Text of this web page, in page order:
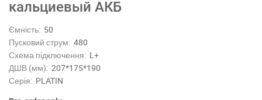
кальциевый АКБ
Ємність: 50
Пусковий струм: 480
Схема підключення: L+
ДШВ (мм): 207*175*190
Серія: PLATIN